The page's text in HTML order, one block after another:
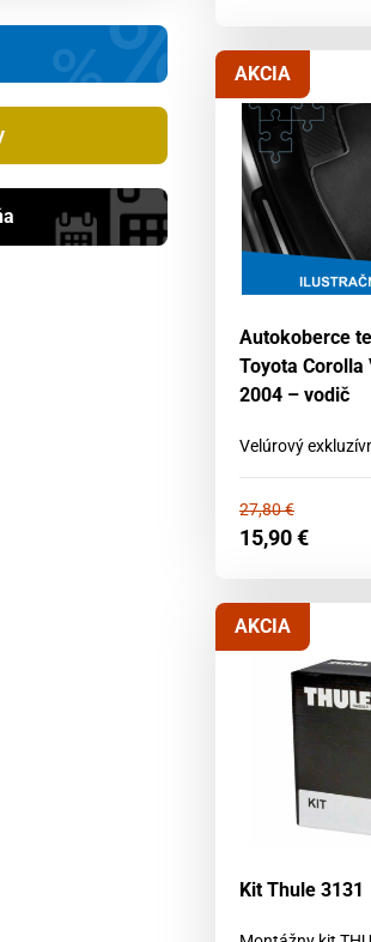
AKCIA
Autokoberce
Toyota Corolla
2004 – vodič
Velúrový
27,80€
15,90€
AKCIA
Kit Thule 3131